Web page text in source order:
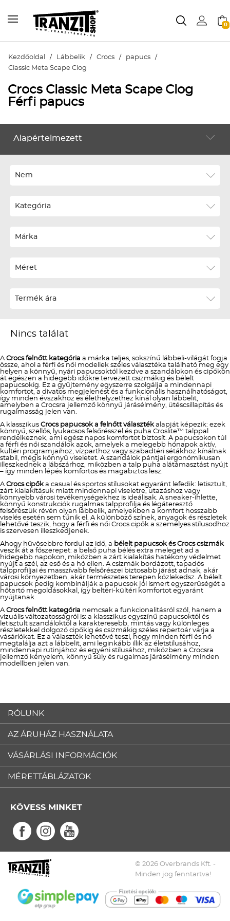
0
Kezdőoldal / Lábbelik / Crocs / papucs /
Classic Meta Scape Clog
Crocs Classic Meta Scape Clog
Férfi papucs
LÁBBELIK
Alapértelmezett
Alapértelmezett
Legújabbak
Ár szerint növekvő
Téli termékek előre ár szerint növekvő
Nem
Kategória
Márka
Méret
Termék ára
Nincs találat
ACrocs felnőtt kategória a márka teljes, sokszínű lábbeli-világát fogja
össze, ahol a férfi és női modellek széles választéka található meg egy
helyen a könnyű, nyári papucsoktól kezdve a szandálokon és cipőkön
át egészen a hidegebb időkre tervezett csizmákig és bélelt
papucsokig. Ez a gyűjtemény egyszerre szolgálja a mindennapi
komfortot, a divatos megjelenést és a funkcionális használhatóságot,
így minden évszakhoz és élethelyzethez kínál olyan lábbelit,
amelyben a Crocsra jellemző könnyű járásélmény, ütéscsillapítás és
rugalmasság jelen van.
A klasszikus Crocs papucsok a felnőtt választékalapját képezik: ezek
könnyű, szellős, lyukacsos felsőrésszel és puha Croslite™ talppal
rendelkeznek, ami egész napos komfortot biztosít. A papucsokon túl
a férfi és női szandálok azok, amelyek a melegebb hónapok aktív,
kültéri programjaihoz, vízparthoz vagy szabadtéri sétákhoz kínálnak
stabil, mégis könnyű viseletet. A szandálok pántjai ergonómikusan
illeszkednek a lábszárhoz, miközben a talp puha alátámasztást nyújt
– így minden lépés komfortos és magabiztos lesz.
ACrocs cipőka casual és sportos stílusokat egyaránt lefedik: letisztult,
zárt kialakításuk miatt mindennapi viseletre, utazáshoz vagy
könnyebb városi tevékenységekhez is ideálisak. A sneaker-ihlette,
könnyű konstrukciók rugalmas talpprofilja és légáteresztő
felsőrészük révén olyan lábbelik, amelyekben a komfort hosszabb
viselés esetén sem tűnik el. A különböző színek, anyagok és részletek
lehetővé teszik, hogy a férfi és női Crocs cipők a személyes stílusodhoz
is szervesen illeszkedjenek.
Ahogy hűvösebbre fordul az idő, a bélelt papucsok és Crocs csizmák
veszik át a főszerepet: a belső puha bélés extra meleget ad a
hidegebb napokon, miközben a zárt kialakítás hatékony védelmet
nyújt a szél, az eső és a hó ellen. A csizmák bordázott, tapadós
talpprofiljai és masszívabb felsőrészei biztosabb járást adnak, akár
városi környezetben, akár természetes terepen közlekedsz. A bélelt
papucsok pedig kombinálják a papucsok jól ismert egyszerűségét a
hőtartó megoldásokkal, így beltéri-kültéri komfortot egyaránt
nyújtanak.
ACrocs felnőtt kategória nemcsak a funkcionalitásról szól, hanem a
vizuális változatosságról is: a klasszikus egyszínű papucsoktól és
letisztult szandáloktól a karakteresebb, mintás vagy különleges
részletekkel dolgozó cipőkig és csizmákig széles repertoár várja a
vásárlókat. Ez a választék lehetővé teszi, hogy minden férfi és nő
megtalálja azt a lábbelit, ami leginkább illik az életstílusához,
mindennapi rutinjához és egyéni stílusához, miközben a Crocsra
jellemző kényelem, könnyű súly és rugalmas járásélmény minden
modellben jelen van.
RÓLUNK
AZ ÁRUHÁZ HASZNÁLATA
VÁSÁRLÁSI INFORMÁCIÓK
MÉRETTÁBLÁZATOK
KÖVESS MINKET
© 2026 Overbrands Kft. -
Minden jog fenntartva!